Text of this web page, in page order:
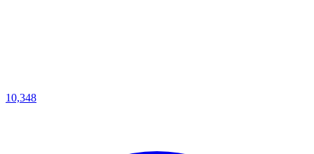
10,348